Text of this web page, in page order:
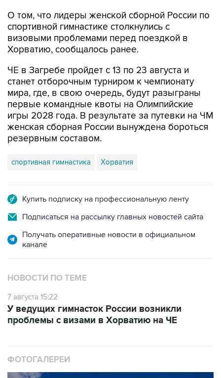
О том, что лидеры женской сборной России по
спортивной гимнастике столкнулись с
визовыми проблемами перед поездкой в
Хорватию, сообщалось ранее.
ЧЕ в Загребе пройдет с 13 по 23 августа и
станет отборочным турниром к чемпионату
мира, где, в свою очередь, будут разыграны
первые командные квоты на Олимпийские
игры 2028 года. В результате за путевки на ЧМ
женская сборная России вынуждена бороться
резервным составом.
спортивная гимнастика Хорватия
Купить подписку на профессиональную ленту
Подписаться на рассылку главных новостей сайта
Получать оперативные новости в официальном
канале
НОВОСТИ ПО ТЕМЕ
7 августа 15:22
У ведущих гимнасток России возникли
проблемы с визами в Хорватию на ЧЕ
ФОТОГАЛЕРЕИ